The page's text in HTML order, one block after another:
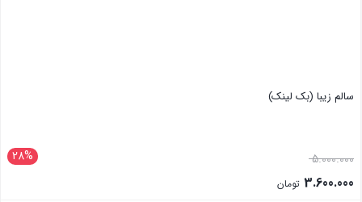
سالم زیبا (بک لینک)
28% 5.000.000
3.600.000 تومان